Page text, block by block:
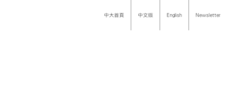
中大首頁 中文版 English Newsletter